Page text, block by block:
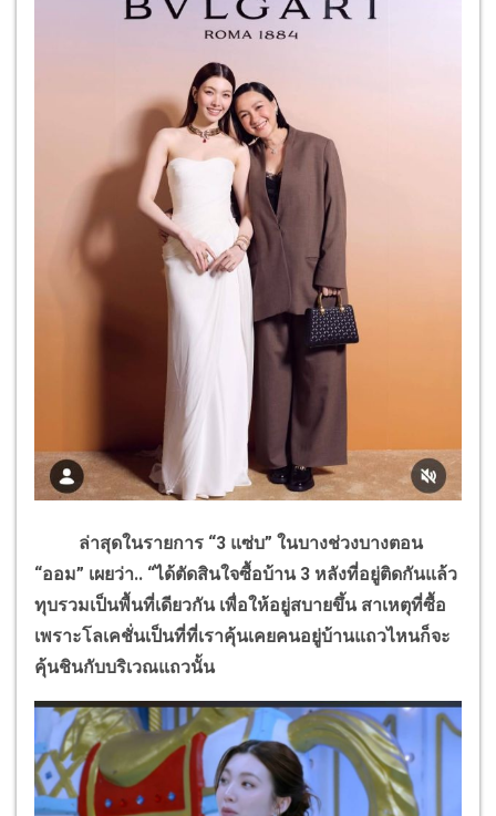
ล่าสุดในรายการ “3 แซ่บ” ในบางช่วงบางตอน
“ออม” เผยว่า.. “ได้ตัดสินใจซื้อบ้าน 3 หลังที่อยู่ติดกันแล้ว
ทุบรวมเป็นพื้นที่เดียวกัน เพื่อให้อยู่สบายขึ้น สาเหตุที่ซื้อ
เพราะโลเคชั่นเป็นที่ที่เราคุ้นเคยคนอยู่บ้านแถวไหนก็จะ
คุ้นชินกับบริเวณแถวนั้น